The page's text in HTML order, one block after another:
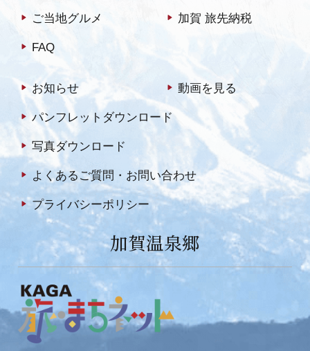
ご当地グルメ 加賀 旅先納税
FAQ
お知らせ 動画を見る
パンフレットダウンロード
写真ダウンロード
よくあるご質問・お問い合わせ
プライバシーポリシー
加賀温泉郷